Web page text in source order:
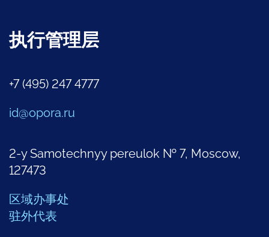
执行管理层
+7 (495) 247 4777
id@opora.ru
2-y Samotechnyy pereulok № 7, Moscow,
127473
区域办事处
驻外代表